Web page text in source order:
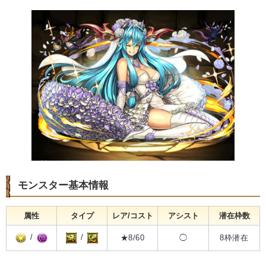
モンスター基本情報
属性 タイプ レア/コスト アシスト 潜在枠数
/ / ★8/60 ◯ 8枠潜在